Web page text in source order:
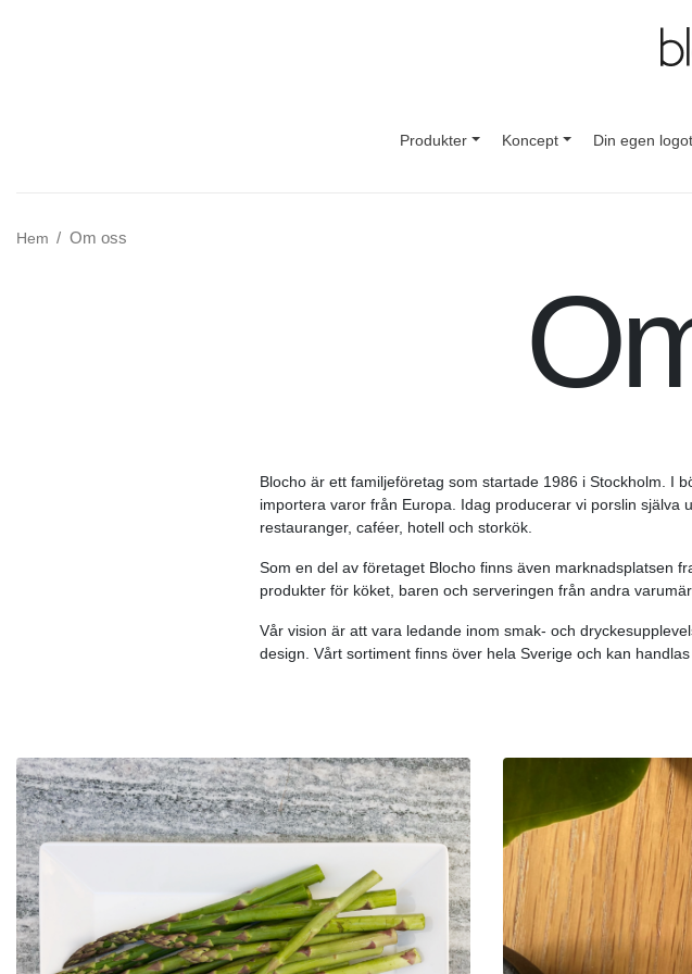
Produkter Koncept Din egen
Hem Om oss
Blocho är ett familjeföretag som startade 1986 i Stockholm. I
importera varor från Europa. Idag producerar vi porslin
restauranger, caféer, hotell och storkök.
Som en del av företaget Blocho finns även marknadsplatsen
produkter för köket, baren och serveringen från andra
Vår vision är att vara ledande inom smak- och
design. Vårt sortiment finns över hela Sverige och kan